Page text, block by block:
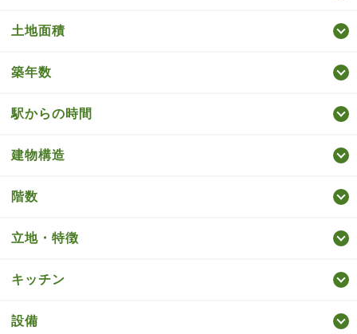
土地面積
築年数
駅からの時間
建物構造
階数
立地・特徴
キッチン
設備